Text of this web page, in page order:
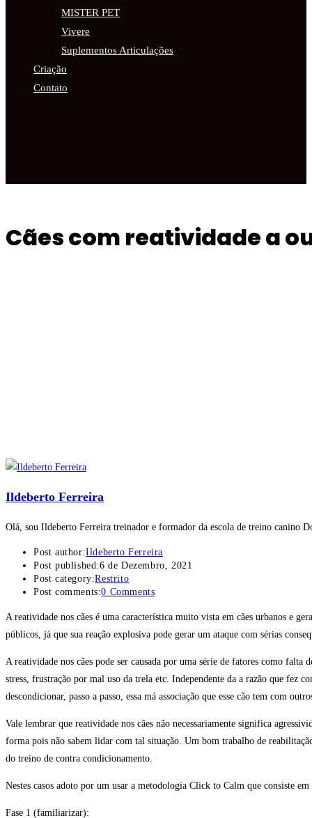
MISTER PET
Vivere
Suplementos Articulações
Criação
Contato
Cães com reatividade a
Ildeberto Ferreira
Olá, sou Ildeberto Ferreira treinador e formador da escola de treino canino
Post author:Ildeberto Ferreira
Post published:6 de Dezembro, 2021
Post category:Restrito
Post comments:0 Comments
A reatividade nos cães é uma característica muito vista em cães urbanos e
públicos, já que sua reação explosiva pode gerar um ataque com sérias
A reatividade nos cães pode ser causada por uma série de fatores como
stress, frustração por mal uso da trela etc. Independente da a razão que fez
descondicionar, passo a passo, essa má associação que esse cão tem com
Vale lembrar que reatividade nos cães não necessariamente significa
forma pois não sabem lidar com tal situação. Um bom trabalho de
do treino de contra condicionamento.
Nestes casos adoto por um usar a metodologia Click to Calm que consiste
Fase 1 (familiarizar):